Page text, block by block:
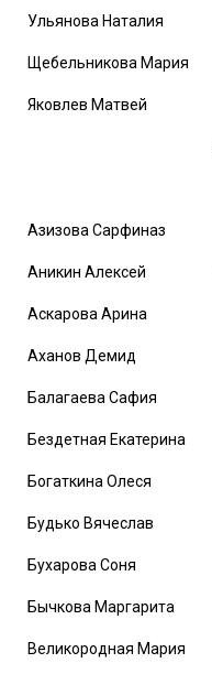
Ульянова Наталия
Щебельникова
Яковлев Матвей
Азизова Сарфиназ
Аникин Алексей г.
Аскарова Арина г.
Аханов Демид г.
Балагаева Сафия
Бездетная
Богаткина Олеся
Будько Вячеслав
Бухарова Соня
Бычкова
Великородная